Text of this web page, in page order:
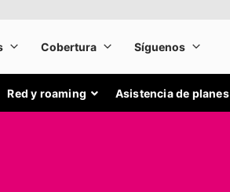
Red y roaming Asistencia de planes